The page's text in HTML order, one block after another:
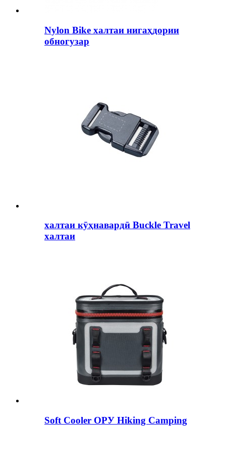
Nylon Bike халтаи нигаҳдории
обногузар
халтаи кӯҳнавардӣ Buckle Travel
халтаи
Soft Cooler ОРУ Hiking Camping